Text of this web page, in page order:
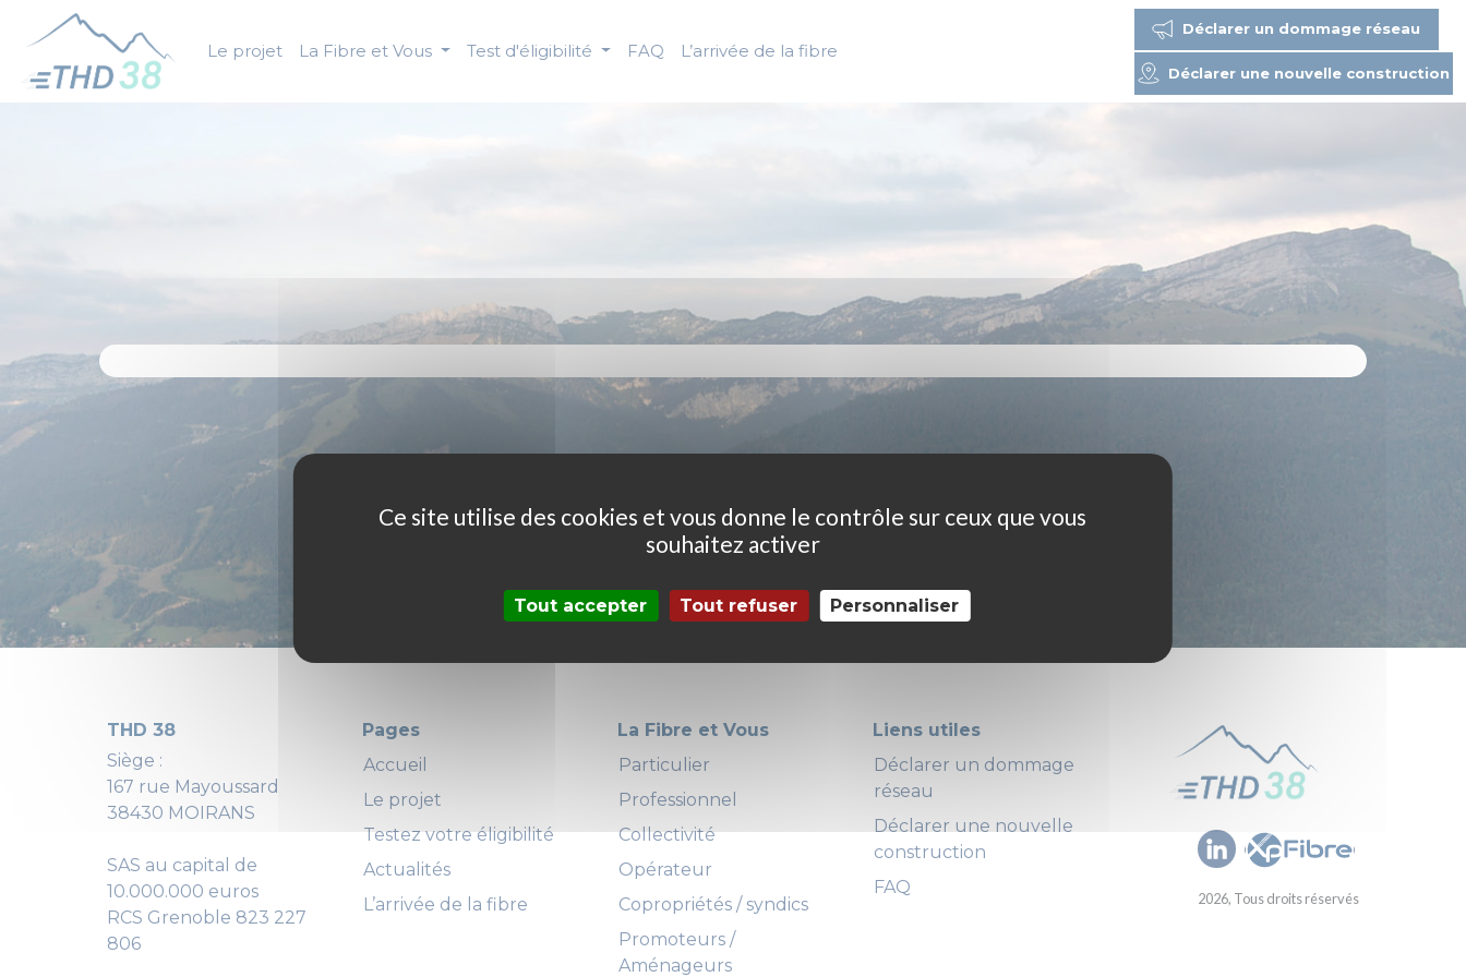
Le projet La Fibre et Vous Test d'éligibilité FAQ L’arrivée de la fibre
Déclarer un dommage réseau
Déclarer une nouvelle construction
THD 38
Siège :
167 rue Mayoussard
38430 MOIRANS
SAS au capital de
10.000.000 euros
RCS Grenoble 823 227
806
Pages
Accueil
Le projet
Testez votre éligibilité
Actualités
L’arrivée de la fibre
La Fibre et Vous
Particulier
Professionnel
Collectivité
Opérateur
Copropriétés / syndics
Promoteurs /
Aménageurs
Liens utiles
Déclarer un dommage
réseau
Déclarer une nouvelle
construction
FAQ
2026, Tous droits réservés
Panneau de gestion des cookies
Ce site utilise des cookies et vous donne le contrôle sur ceux que vous
souhaitez activer
Tout accepter Tout refuser Personnaliser